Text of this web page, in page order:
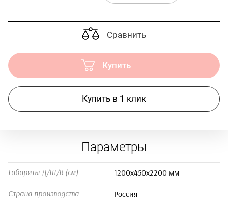
Сравнить
Купить
Купить в 1 клик
Параметры
Габариты Д/Ш/В (см) 1200х450х2200 мм
Страна производства Россия